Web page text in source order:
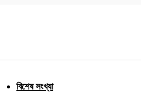
বিশেষ সংখ্যা